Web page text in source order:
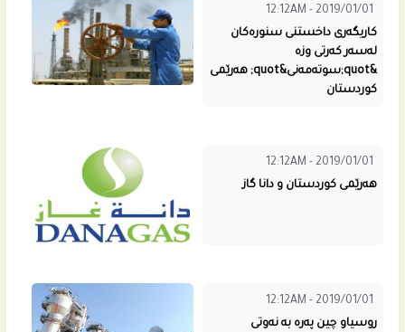
12:12AM - 2019/01/01
كاریگه‌ری داخستنی سنوره‌كان
له‌سه‌ر كه‌رتی وزه‌
&quot;سوته‌مه‌نی&quot; هه‌رێمى
كوردستان
12:12AM - 2019/01/01
هه‌رێمى كوردستان و دانا گاز
12:12AM - 2019/01/01
روسیاو چین په‌ره‌ به‌ نه‌وتى